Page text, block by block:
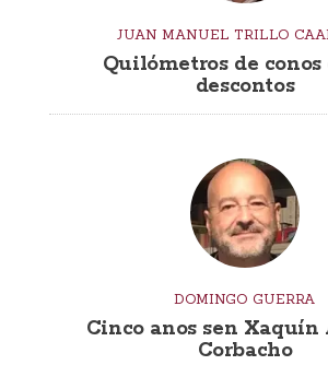
JUAN MANUEL TRILLO
Quilómetros de conos
descontos
DOMINGO GUERRA
Cinco anos sen Xaquín
Corbacho